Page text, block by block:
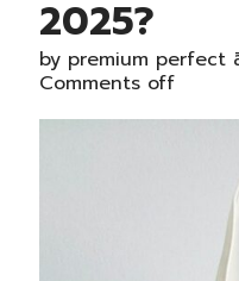
2025?
by premium perfect
Comments off